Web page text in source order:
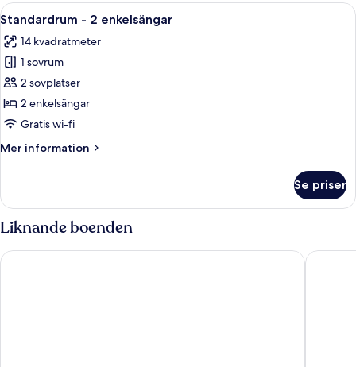
dubbelsäng
tillgänglighetsanpassat
Öppna
alla
foton
för
Standardrum
-
2
Ett hotellrum med ett skrivbord, en
6
Standardrum - 2 enkelsängar
14 kvadratmeter
1 sovrum
2 sovplatser
2 enkelsängar
Gratis wi-fi
Mer information
Mer
-
enkelsängar
Se priser
Liknande boenden
Britannia Hotel Edinburgh Delta